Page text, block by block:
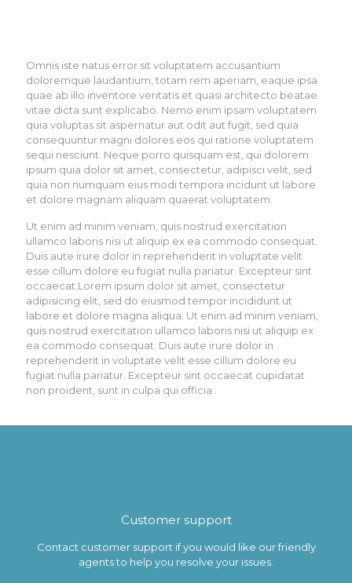
Omnis iste natus error sit voluptatem accusantium
doloremque laudantium, totam rem aperiam, eaque ipsa
quae ab illo inventore veritatis et quasi architecto beatae
vitae dicta sunt explicabo. Nemo enim ipsam voluptatem
quia voluptas sit aspernatur aut odit aut fugit, sed quia
consequuntur magni dolores eos qui ratione voluptatem
sequi nesciunt. Neque porro quisquam est, qui dolorem
ipsum quia dolor sit amet, consectetur, adipisci velit, sed
quia non numquam eius modi tempora incidunt ut labore
et dolore magnam aliquam quaerat voluptatem.
Ut enim ad minim veniam, quis nostrud exercitation
ullamco laboris nisi ut aliquip ex ea commodo consequat.
Duis aute irure dolor in reprehenderit in voluptate velit
esse cillum dolore eu fugiat nulla pariatur. Excepteur sint
occaecat.Lorem ipsum dolor sit amet, consectetur
adipisicing elit, sed do eiusmod tempor incididunt ut
labore et dolore magna aliqua. Ut enim ad minim veniam,
quis nostrud exercitation ullamco laboris nisi ut aliquip ex
ea commodo consequat. Duis aute irure dolor in
reprehenderit in voluptate velit esse cillum dolore eu
fugiat nulla pariatur. Excepteur sint occaecat cupidatat
non proident, sunt in culpa qui officia .
Customer support
Contact customer support if you would like our friendly
agents to help you resolve your issues.